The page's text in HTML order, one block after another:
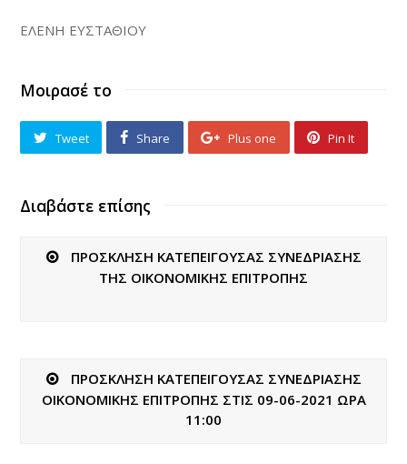
ΕΛΕΝΗ ΕΥΣΤΑΘΙΟΥ
Μοιρασέ το
Tweet Share Plus one Pin It
Διαβάστε επίσης
ΠΡΟΣΚΛΗΣΗ ΚΑΤΕΠΕΙΓΟΥΣΑΣ ΣΥΝΕΔΡΙΑΣΗΣ
ΤΗΣ ΟΙΚΟΝΟΜΙΚΗΣ ΕΠΙΤΡΟΠΗΣ
ΠΡΟΣΚΛΗΣΗ ΚΑΤΕΠΕΙΓΟΥΣΑΣ ΣΥΝΕΔΡΙΑΣΗΣ
ΟΙΚΟΝΟΜΙΚΗΣ ΕΠΙΤΡΟΠΗΣ ΣΤΙΣ 09-06-2021 ΩΡΑ
11:00